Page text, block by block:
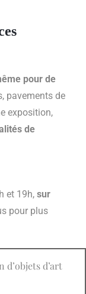
pour de
pavements de
exposition,
de
et 19h, sur
pour plus
d’art